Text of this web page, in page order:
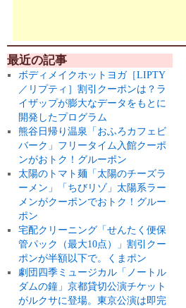
最近の記事
ボディメイクホットヨガ［LIPTY
／リプティ］割引クーポンは？ラ
イザップが膨大なデータをもとに
開発したプログラム
熊谷日帰り温泉「おふろカフェビ
バーク」フリータイム入館クーポ
ンがおトク！グルーポン
太陽のトマト麺「太陽のチーズラ
ーメン」「ちびリゾ」太陽系ラー
メンがクーポンでおトク！グルー
ポン
宅配クリーニング「せんたく便保
管パック（最大10点）」割引クー
ポンが半額以下で。くまポン
劇団四季ミュージカル「ノートル
ダムの鐘」京都貸切公演チケット
がルクサに登場。東京公演は即完